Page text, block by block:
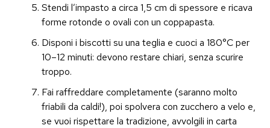
Stendi l’impasto a circa 1,5 cm di spessore e ricava
forme rotonde o ovali con un coppapasta.
Disponi i biscotti su una teglia e cuoci a 180°C per
10–12 minuti: devono restare chiari, senza scurire
troppo.
Fai raffreddare completamente (saranno molto
friabili da caldi!), poi spolvera con zucchero a velo e,
se vuoi rispettare la tradizione, avvolgili in carta